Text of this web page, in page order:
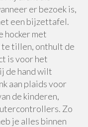
er bezoek is,
een bijzettafel.
hocker met
tillen, onthult de
is voor het
de hand wilt
aan plaids voor
de kinderen,
Zo
je alles binnen